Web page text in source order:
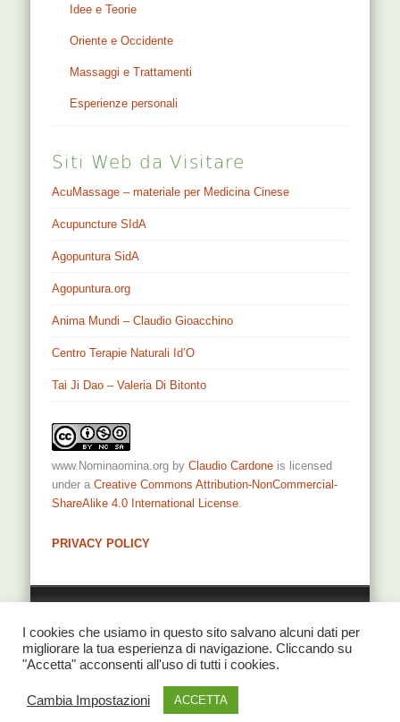
Idee e Teorie
Oriente e Occidente
Massaggi e Trattamenti
Esperienze personali
Siti Web da Visitare
AcuMassage – materiale per Medicina Cinese
Acupuncture SIdA
Agopuntura SidA
Agopuntura.org
Anima Mundi – Claudio Gioacchino
Centro Terapie Naturali Id’O
Tai Ji Dao – Valeria Di Bitonto
www.Nominaomina.org byClaudio Cardone is licensed
under aCreative Commons Attribution-NonCommercial-
ShareAlike 4.0 International License.
PRIVACY POLICY
© 2026 NominaOmina di Claudio Cardone
I cookies che usiamo in questo sito salvano alcuni dati per
migliorare la tua esperienza di navigazione. Cliccando su
"Accetta" acconsenti all'uso di tutti i cookies.
Cambia Impostazioni ACCETTA